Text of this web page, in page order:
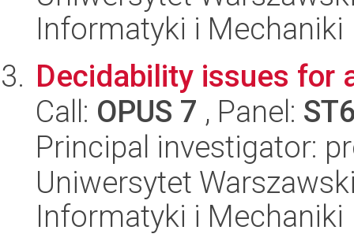
Informatyki i Mechaniki
Decidability issues for
Call: OPUS 7 , Panel:
Principal investigator:
Uniwersytet
Informatyki i Mechaniki